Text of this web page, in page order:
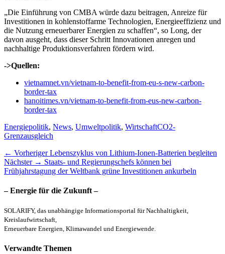
„Die Einführung von CMBA würde dazu beitragen, Anreize für
Investitionen in kohlenstoffarme Technologien, Energieeffizienz und
die Nutzung erneuerbarer Energien zu schaffen“, so Long, der
davon ausgeht, dass dieser Schritt Innovationen anregen und
nachhaltige Produktionsverfahren fördern wird.
->Quellen:
vietnamnet.vn/vietnam-to-benefit-from-eu-s-new-carbon-
border-tax
hanoitimes.vn/vietnam-to-benefit-from-eus-new-carbon-
border-tax
Kategorien
Energiepolitik, News, Umweltpolitik, WirtschaftSchlagworte
CO2-
Grenzausgleich
Beitragsnavigation
← Vorheriger Vorheriger
Beitrag:
Lebenszyklus von Lithium-Ionen-Batterien begleiten
Nächster → Nächster
Beitrag:
Staats- und Regierungschefs können bei
Frühjahrstagung der Weltbank grüne Investitionen ankurbeln
– Energie für die Zukunft –
SOLARIFY, das unabhängige Informationsportal für Nachhaltigkeit,
Kreislaufwirtschaft,
Erneuerbare Energien, Klimawandel und Energiewende.
Verwandte Themen